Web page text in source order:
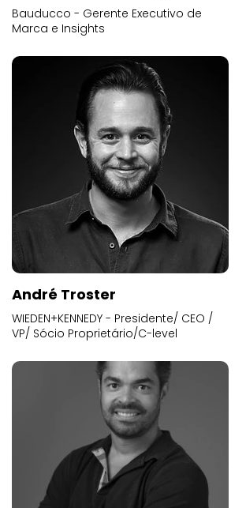
Bauducco - Gerente Executivo de
Marca e Insights
André Troster
WIEDEN+KENNEDY - Presidente/ CEO /
VP/ Sócio Proprietário/C-level